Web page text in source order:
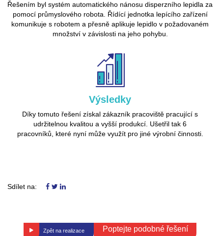
Řešením byl systém automatického nánosu disperzního lepidla za
pomocí průmyslového robota. Řídící jednotka lepícího zařízení
komunikuje s robotem a přesně aplikuje lepidlo v požadovaném
množství v závislosti na jeho pohybu.
Výsledky
Díky tomuto řešení získal zákazník pracoviště pracující s
udržitelnou kvalitou a vyšší produkcí. Ušetřil tak 6
pracovníků, které nyní může využít pro jiné výrobní činnosti.
Sdílet na:
Zpět na realizace Poptejte podobné řešení